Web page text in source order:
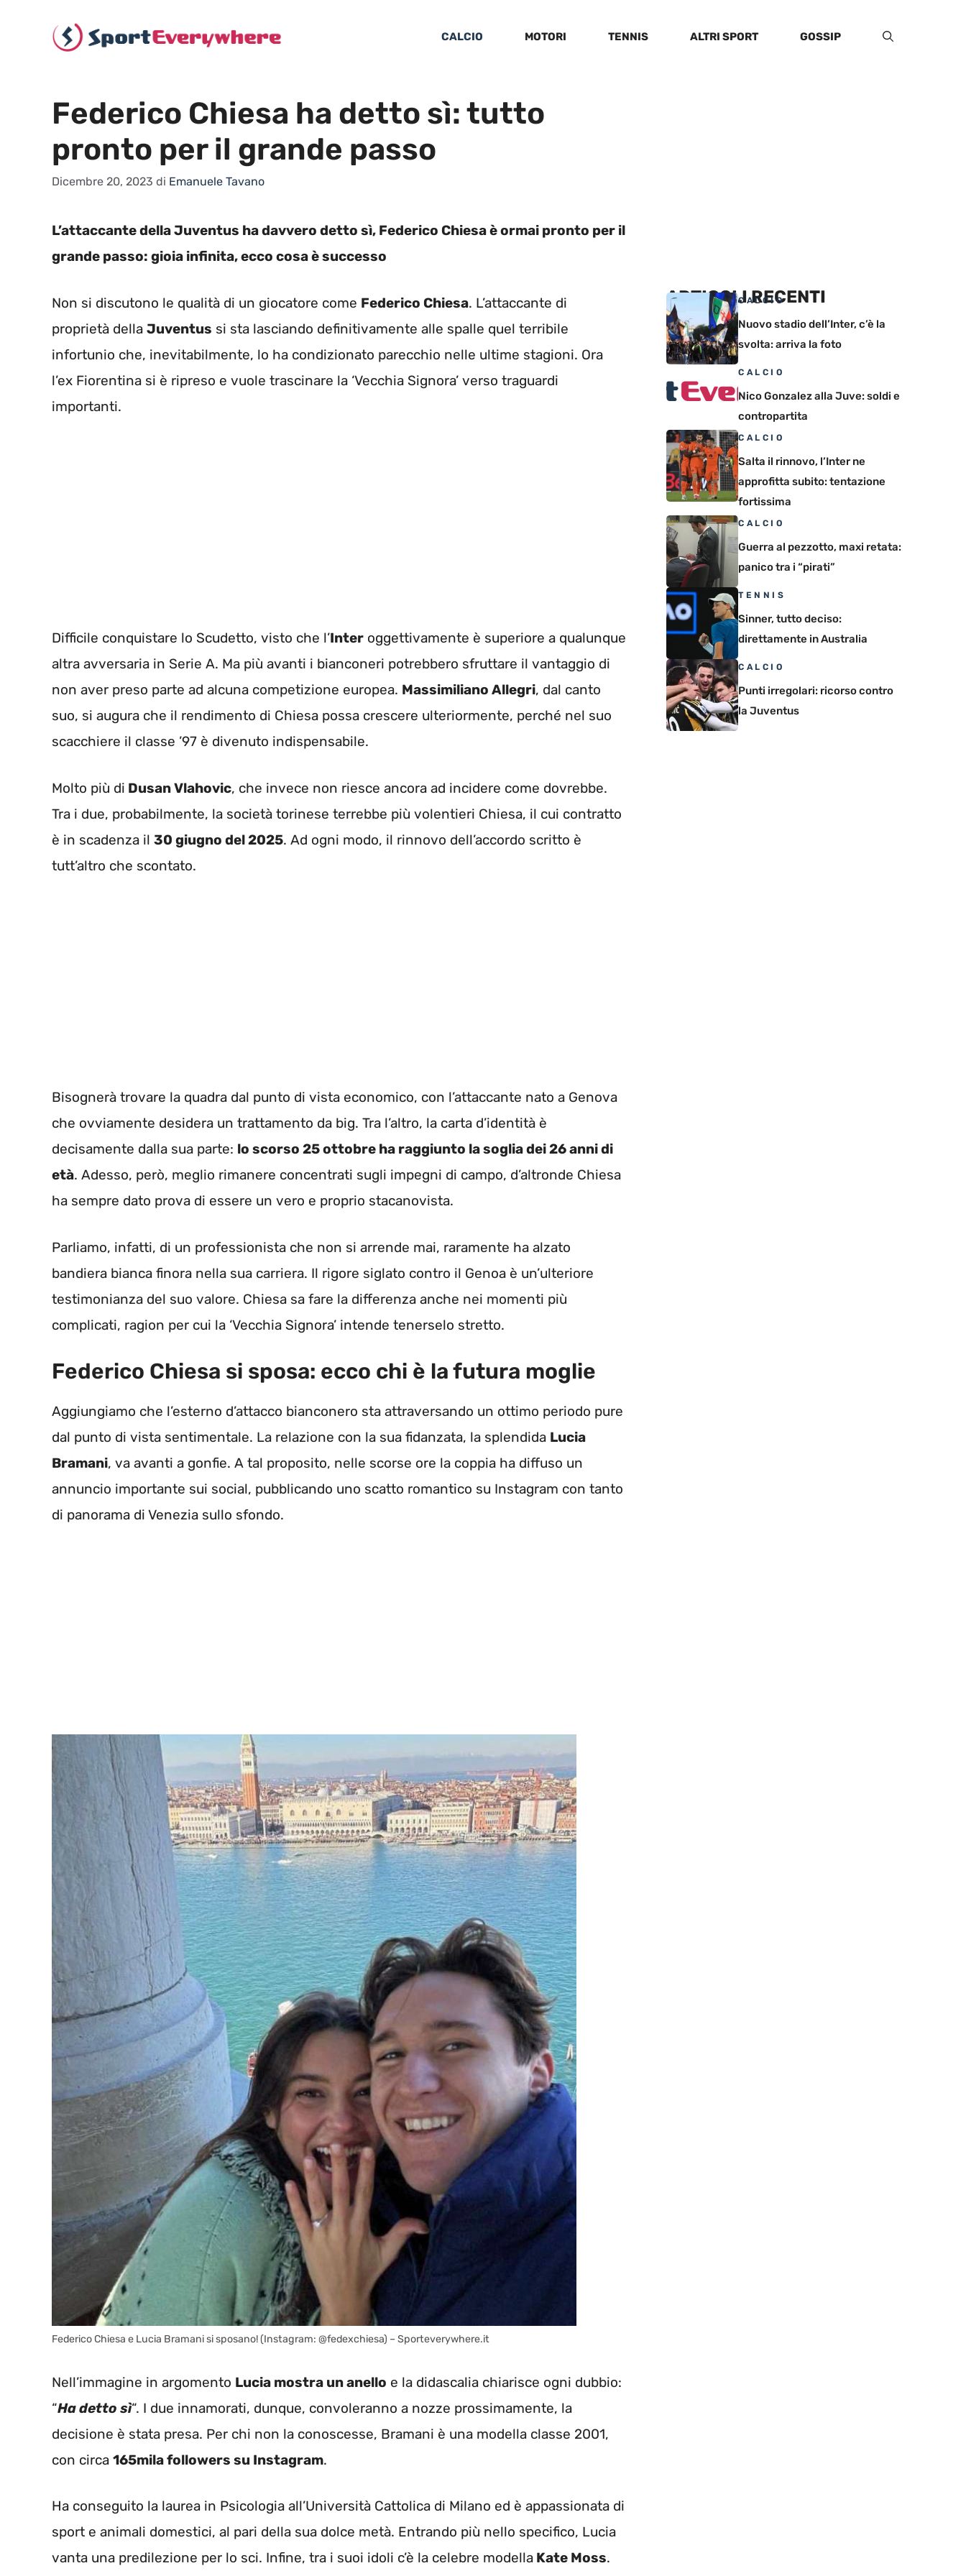
CALCIO MOTORI TENNIS ALTRI SPORT GOSSIP
Federico Chiesa ha detto sì: tutto
pronto per il grande passo
Dicembre 20, 2023 di Emanuele Tavano
L’attaccante della Juventus ha davvero detto sì, Federico Chiesa è ormai pronto per il
grande passo: gioia infinita, ecco cosa è successo
Non si discutono le qualità di un giocatore come Federico Chiesa. L’attaccante di
proprietà della Juventus si sta lasciando definitivamente alle spalle quel terribile
infortunio che, inevitabilmente, lo ha condizionato parecchio nelle ultime stagioni. Ora
l’ex Fiorentina si è ripreso e vuole trascinare la ‘Vecchia Signora’ verso traguardi
importanti.
Difficile conquistare lo Scudetto, visto che l’Inter oggettivamente è superiore a qualunque
altra avversaria in Serie A. Ma più avanti i bianconeri potrebbero sfruttare il vantaggio di
non aver preso parte ad alcuna competizione europea. Massimiliano Allegri, dal canto
suo, si augura che il rendimento di Chiesa possa crescere ulteriormente, perché nel suo
scacchiere il classe ’97 è divenuto indispensabile.
Molto più di Dusan Vlahovic, che invece non riesce ancora ad incidere come dovrebbe.
Tra i due, probabilmente, la società torinese terrebbe più volentieri Chiesa, il cui contratto
è in scadenza il 30 giugno del 2025. Ad ogni modo, il rinnovo dell’accordo scritto è
tutt’altro che scontato.
Bisognerà trovare la quadra dal punto di vista economico, con l’attaccante nato a Genova
che ovviamente desidera un trattamento da big. Tra l’altro, la carta d’identità è
decisamente dalla sua parte: lo scorso 25 ottobre ha raggiunto la soglia dei 26 anni di
età. Adesso, però, meglio rimanere concentrati sugli impegni di campo, d’altronde Chiesa
ha sempre dato prova di essere un vero e proprio stacanovista.
Parliamo, infatti, di un professionista che non si arrende mai, raramente ha alzato
bandiera bianca finora nella sua carriera. Il rigore siglato contro il Genoa è un’ulteriore
testimonianza del suo valore. Chiesa sa fare la differenza anche nei momenti più
complicati, ragion per cui la ‘Vecchia Signora’ intende tenerselo stretto.
Federico Chiesa si sposa: ecco chi è la futura moglie
Aggiungiamo che l’esterno d’attacco bianconero sta attraversando un ottimo periodo pure
dal punto di vista sentimentale. La relazione con la sua fidanzata, la splendida Lucia
Bramani, va avanti a gonfie. A tal proposito, nelle scorse ore la coppia ha diffuso un
annuncio importante sui social, pubblicando uno scatto romantico su Instagram con tanto
di panorama di Venezia sullo sfondo.
Federico Chiesa e Lucia Bramani si sposano! (Instagram: @fedexchiesa) – Sporteverywhere.it
Nell’immagine in argomento Lucia mostra un anello e la didascalia chiarisce ogni dubbio:
“Ha detto sì“. I due innamorati, dunque, convoleranno a nozze prossimamente, la
decisione è stata presa. Per chi non la conoscesse, Bramani è una modella classe 2001,
con circa 165mila followers su Instagram.
Ha conseguito la laurea in Psicologia all’Università Cattolica di Milano ed è appassionata di
sport e animali domestici, al pari della sua dolce metà. Entrando più nello specifico, Lucia
vanta una predilezione per lo sci. Infine, tra i suoi idoli c’è la celebre modella Kate Moss.
ARTICOLI RECENTI
CALCIO
Nuovo stadio dell’Inter, c’è la
svolta: arriva la foto
CALCIO
Nico Gonzalez alla Juve: soldi e
contropartita
CALCIO
Salta il rinnovo, l’Inter ne
approfitta subito: tentazione
fortissima
CALCIO
Guerra al pezzotto, maxi retata:
panico tra i “pirati”
TENNIS
Sinner, tutto deciso:
direttamente in Australia
CALCIO
Punti irregolari: ricorso contro
la Juventus